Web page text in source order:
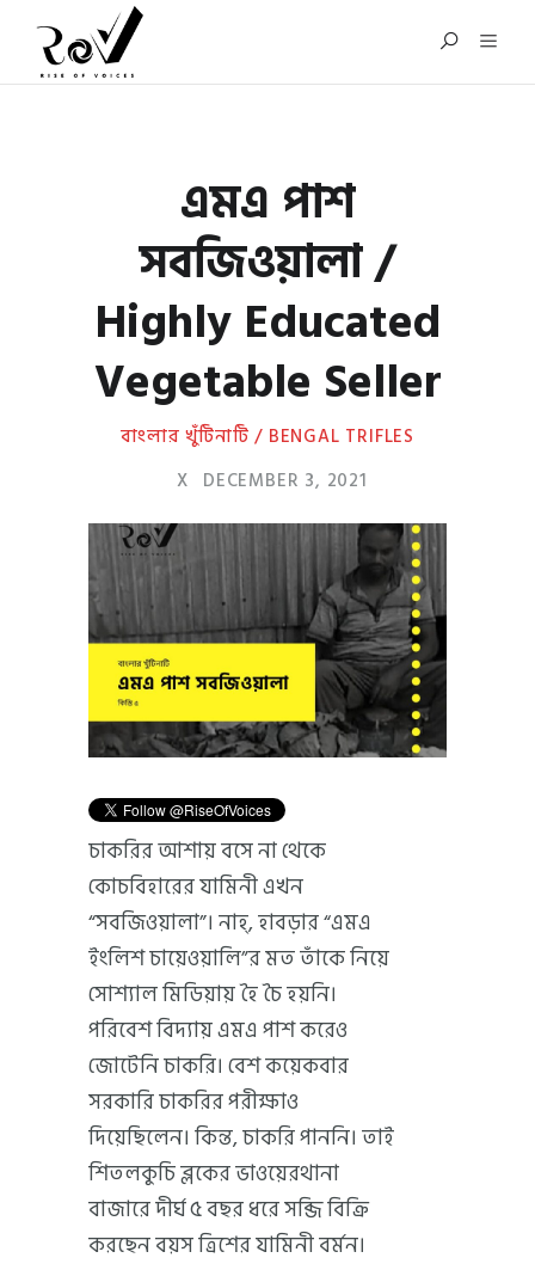
এমএ পাশ
সবজিওয়ালা /
Highly Educated
Vegetable Seller
বাংলার খুঁটিনাটি / BENGAL TRIFLES
X DECEMBER 3, 2021
চাকরির আশায় বসে না থেকে
কোচবিহারের যামিনী এখন
“সবজিওয়ালা”। নাহ্, হাবড়ার “এমএ
ইংলিশ চায়েওয়ালি”র মত তাঁকে নিয়ে
সোশ্যাল মিডিয়ায় হৈ চৈ হয়নি।
পরিবেশ বিদ্যায় এমএ পাশ করেও
জোটেনি চাকরি। বেশ কয়েকবার
সরকারি চাকরির পরীক্ষাও
দিয়েছিলেন। কিন্ত, চাকরি পাননি। তাই
শিতলকুচি ব্লকের ভাওয়েরথানা
বাজারে দীর্ঘ ৫ বছর ধরে সব্জি বিক্রি
করছেন বয়স ত্রিশের যামিনী বর্মন।